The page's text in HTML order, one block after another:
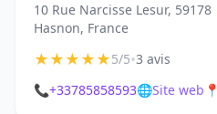
10 Rue Narcisse Lesur, 59178
Hasnon, France
★★★★★5/5•3 avis
📞+33785858593🌐Site web 📍